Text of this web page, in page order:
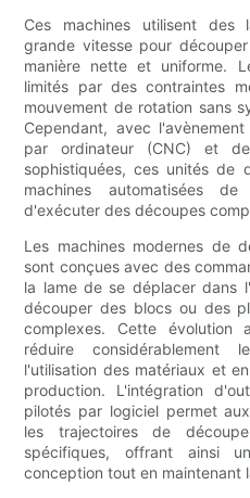
Ces machines utilisent des
grande vitesse pour
manière nette et uniforme.
limités par des contraintes
mouvement de rotation sans
Cependant, avec
par ordinateur (CNC) et
sophistiquées, ces unités de
machines automatisées
d'exécuter des découpes
Les machines modernes de
sont conçues avec des
la lame de se déplacer dans
découper des blocs ou des
complexes. Cette
réduire considérablement
l'utilisation des matériaux et
production. L'intégration
pilotés par logiciel permet
les trajectoires de
spécifiques, offrant ainsi
conception tout en maintenant